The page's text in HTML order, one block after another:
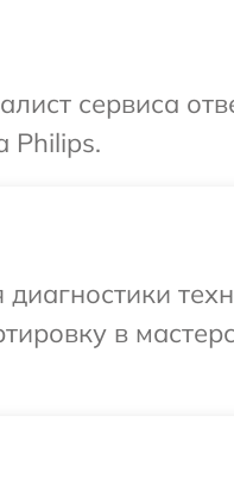
сервиса
Philips.
в